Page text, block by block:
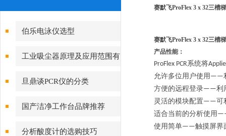
伯乐电泳仪选型
工业吸尘器原理及应用范围有
哪些
旦鼎谈PCR仪的分类
国产洁净工作台品牌推荐
分析酸度计的选购技巧
赛默飞ProFlex 3 x 32三槽
赛默飞ProFlex 3 x 32三槽
产品性能：
ProFlex PCR系统将
允许多位用户使用 ——
方便的远程登录——利
灵活的模块配置——可
适合当前的分析使用
使用简单——触摸屏界